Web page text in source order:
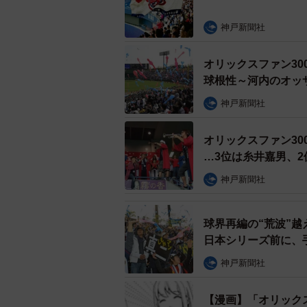
【ファンのコメント】
神戸新聞社
オリックスファン
球根性～河内のオッ
神戸新聞社
オリックスファン
…3位は糸井嘉男、2
神戸新聞社
球界再編の“荒波”
日本シリーズ前に
神戸新聞社
【漫画】「オリッ